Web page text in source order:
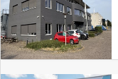
Waarom
adverteren
Premium
adverteren